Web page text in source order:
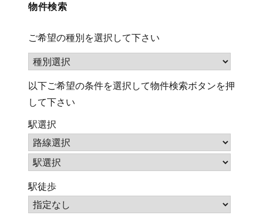
ー
ー
ド)
物件検索
ご希望の種別を選択して下さい
以下ご希望の条件を選択して物件検索ボタンを押
して下さい
駅選択
駅徒歩